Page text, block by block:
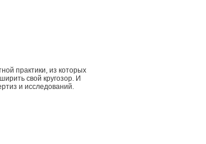
практики, из которых
свой кругозор. И
и исследований.